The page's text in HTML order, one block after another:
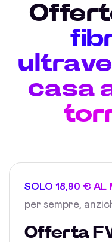
casa
SOLO 18,90 € AL
per sempre,
Offerta